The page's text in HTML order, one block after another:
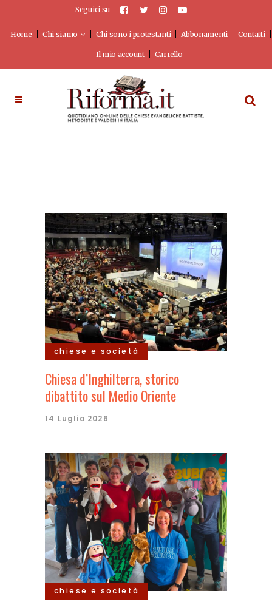
Seguici su
Home Chi siamo Chi sono i protestanti Abbonamenti Contatti
Il mio account Carrello
chiese e società
Chiesa d’Inghilterra, storico
dibattito sul Medio Oriente
14 Luglio 2026
chiese e società